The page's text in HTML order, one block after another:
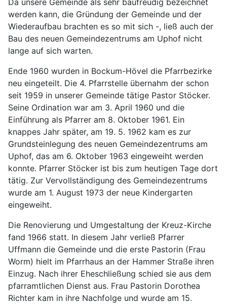
Da unsere Gemeinde als sehr baufreudig bezeichnet
werden kann, die Gründung der Gemeinde und der
Wiederaufbau brachten es so mit sich -, ließ auch der
Bau des neuen Gemeindezentrums am Uphof nicht
lange auf sich warten.
Ende 1960 wurden in Bockum-Hövel die Pfarrbezirke
neu eingeteilt. Die 4. Pfarrstelle übernahm der schon
seit 1959 in unserer Gemeinde tätige Pastor Stöcker.
Seine Ordination war am 3. April 1960 und die
Einführung als Pfarrer am 8. Oktober 1961. Ein
knappes Jahr später, am 19. 5. 1962 kam es zur
Grundsteinlegung des neuen Gemeindezentrums am
Uphof, das am 6. Oktober 1963 eingeweiht werden
konnte. Pfarrer Stöcker ist bis zum heutigen Tage dort
tätig. Zur Vervollständigung des Gemeindezentrums
wurde am 1. August 1973 der neue Kindergarten
eingeweiht.
Die Renovierung und Umgestaltung der Kreuz-Kirche
fand 1966 statt. In diesem Jahr verließ Pfarrer
Uffmann die Gemeinde und die erste Pastorin (Frau
Worm) hielt im Pfarrhaus an der Hammer Straße ihren
Einzug. Nach ihrer Eheschließung schied sie aus dem
pfarramtlichen Dienst aus. Frau Pastorin Dorothea
Richter kam in ihre Nachfolge und wurde am 15.